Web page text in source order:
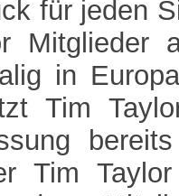
für jeden
Mitglieder
in
Tim
Tim